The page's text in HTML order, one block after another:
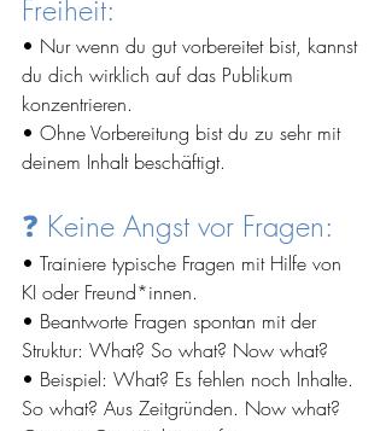
Freiheit:
• Nur wenn du gut vorbereitet bist, kannst
du dich wirklich auf das Publikum
konzentrieren.
• Ohne Vorbereitung bist du zu sehr mit
deinem Inhalt beschäftigt.
❓ Keine Angst vor Fragen:
• Trainiere typische Fragen mit Hilfe von
KI oder Freund*innen.
• Beantworte Fragen spontan mit der
Struktur: What? So what? Now what?
• Beispiel: What? Es fehlen noch Inhalte.
So what? Aus Zeitgründen. Now what?